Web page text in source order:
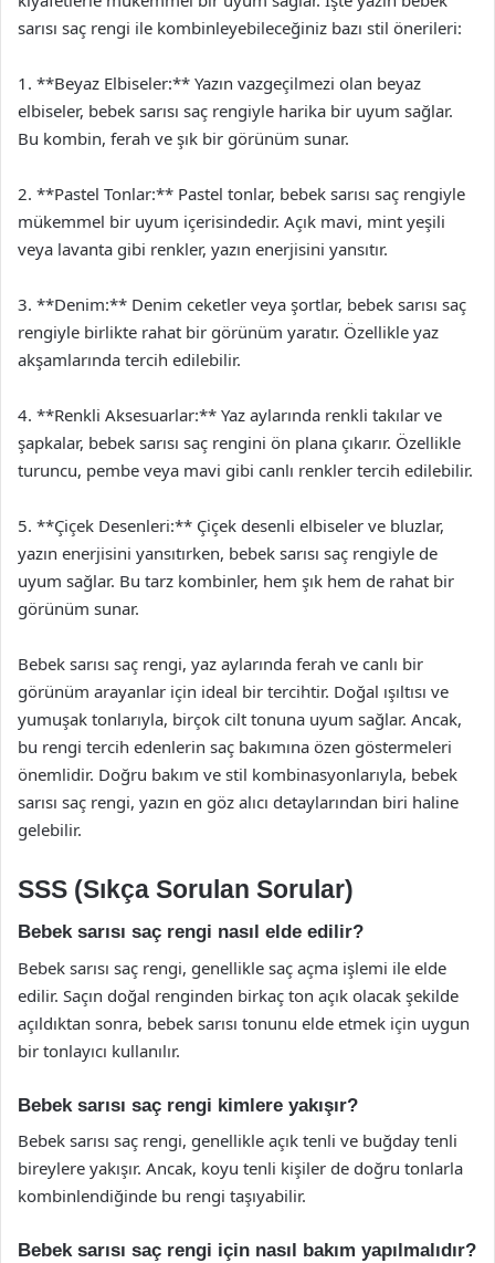
sarısı saç rengi ile kombinleyebileceğiniz bazı stil önerileri:
1. **Beyaz Elbiseler:** Yazın vazgeçilmezi olan beyaz
elbiseler, bebek sarısı saç rengiyle harika bir uyum sağlar.
Bu kombin, ferah ve şık bir görünüm sunar.
2. **Pastel Tonlar:** Pastel tonlar, bebek sarısı saç rengiyle
mükemmel bir uyum içerisindedir. Açık mavi, mint yeşili
veya lavanta gibi renkler, yazın enerjisini yansıtır.
3. **Denim:** Denim ceketler veya şortlar, bebek sarısı saç
rengiyle birlikte rahat bir görünüm yaratır. Özellikle yaz
akşamlarında tercih edilebilir.
4. **Renkli Aksesuarlar:** Yaz aylarında renkli takılar ve
şapkalar, bebek sarısı saç rengini ön plana çıkarır. Özellikle
turuncu, pembe veya mavi gibi canlı renkler tercih edilebilir.
5. **Çiçek Desenleri:** Çiçek desenli elbiseler ve bluzlar,
yazın enerjisini yansıtırken, bebek sarısı saç rengiyle de
uyum sağlar. Bu tarz kombinler, hem şık hem de rahat bir
görünüm sunar.
Bebek sarısı saç rengi, yaz aylarında ferah ve canlı bir
görünüm arayanlar için ideal bir tercihtir. Doğal ışıltısı ve
yumuşak tonlarıyla, birçok cilt tonuna uyum sağlar. Ancak,
bu rengi tercih edenlerin saç bakımına özen göstermeleri
önemlidir. Doğru bakım ve stil kombinasyonlarıyla, bebek
sarısı saç rengi, yazın en göz alıcı detaylarından biri haline
gelebilir.
SSS (Sıkça Sorulan Sorular)
Bebek sarısı saç rengi nasıl elde edilir?
Bebek sarısı saç rengi, genellikle saç açma işlemi ile elde
edilir. Saçın doğal renginden birkaç ton açık olacak şekilde
açıldıktan sonra, bebek sarısı tonunu elde etmek için uygun
bir tonlayıcı kullanılır.
Bebek sarısı saç rengi kimlere yakışır?
Bebek sarısı saç rengi, genellikle açık tenli ve buğday tenli
bireylere yakışır. Ancak, koyu tenli kişiler de doğru tonlarla
kombinlendiğinde bu rengi taşıyabilir.
Bebek sarısı saç rengi için nasıl bakım yapılmalıdır?